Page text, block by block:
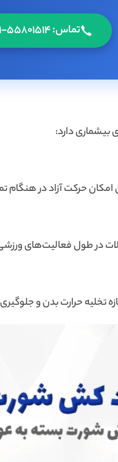
تماس: 55801514-021
دارد:
امکان حرکت آزاد در
در طول فعالیت‌های
حرارت بدن و